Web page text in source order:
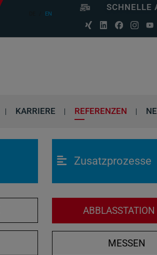
EN
SCHNELLE
KARRIERE REFERENZEN
Zusatzprozesse
ABBLASSTATION
MESSEN